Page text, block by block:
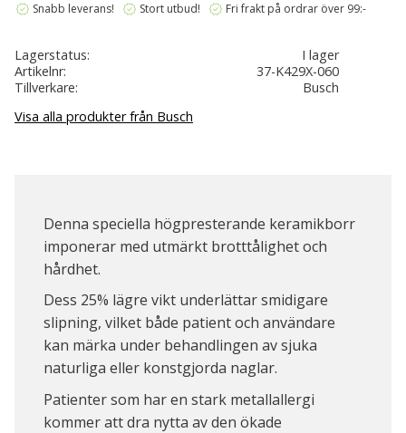
verified Snabb leverans! verified Stort utbud! verified Fri frakt på ordrar över 99:-
Lagerstatus
I lager
Artikelnr
37-K429X-060
Tillverkare
Busch
Visa alla produkter från Busch
Denna speciella högpresterande keramikborr
imponerar med utmärkt brotttålighet och
hårdhet.
Dess 25% lägre vikt underlättar smidigare
slipning, vilket både patient och användare
kan märka under behandlingen av sjuka
naturliga eller konstgjorda naglar.
Patienter som har en stark metallallergi
kommer att dra nytta av den ökade